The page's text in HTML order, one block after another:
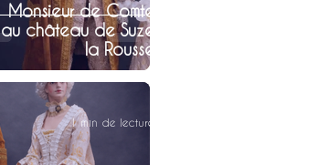
Monsieur de Comte
au château de Suze
la Rousse
1 min de lecture